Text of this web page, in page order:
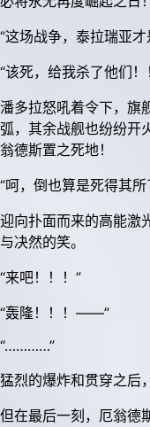
“这场战争，泰拉瑞亚
“该死，给我杀了他们！
潘多拉怒吼着令下，旗
弧，其余战舰也纷纷开
翁德斯置之死地！
“呵，倒也算是死得其所
迎向扑面而来的高能激
与决然的笑。
“来吧！！！”
“轰隆！！！——”
“…………”
猛烈的爆炸和贯穿之后
但在最后一刻，厄翁德